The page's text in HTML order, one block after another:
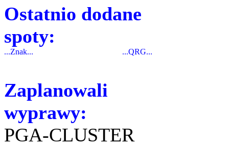
Ostatnio dodane
spoty:
...Znak... ...QRG...
Zaplanowali
wyprawy:
PGA-CLUSTER